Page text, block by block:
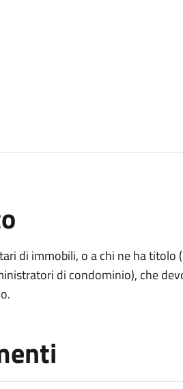
di immobili, o a chi ne ha titolo
di condominio), che